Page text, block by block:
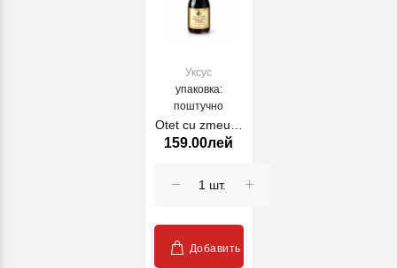
Уксус
упаковка:
поштучно
Otet cu zmeura
FRAMBOISE
(26776)
159.00лей
Добавить